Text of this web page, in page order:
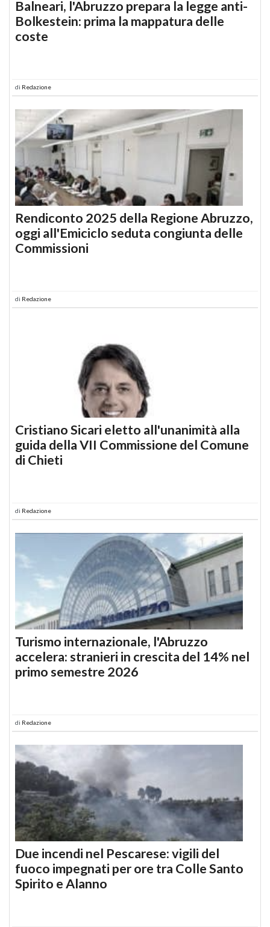
Balneari, l'Abruzzo prepara la legge anti-
Bolkestein: prima la mappatura delle
coste
di Redazione
Rendiconto 2025 della Regione Abruzzo,
oggi all'Emiciclo seduta congiunta delle
Commissioni
di Redazione
Cristiano Sicari eletto all'unanimità alla
guida della VII Commissione del Comune
di Chieti
di Redazione
Turismo internazionale, l'Abruzzo
accelera: stranieri in crescita del 14% nel
primo semestre 2026
di Redazione
Due incendi nel Pescarese: vigili del
fuoco impegnati per ore tra Colle Santo
Spirito e Alanno